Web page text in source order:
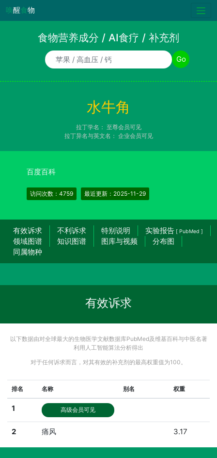
唤醒食物
食物营养成分 / AI食疗 / 补充剂
食物/AI食疗诉求/补充剂名称 Go
水牛角
拉丁学名： 至尊会员可见
拉丁异名与英文名： 企业会员可见
百度百科
访问次数：4759 最近更新：2025-11-29
有效诉求 不利诉求 特别说明 实验报告 [ PubMed ]
领域图谱 知识图谱 图库与视频
分布图
同属物种
有效诉求
以下数据由对全球最大的生物医学文献数据库PubMed及维基百科与中医名著
利用人工智能算法分析得出
对于任何诉求而言，对其有效的补充剂的最高权重值为100。
排名 名称 别名 权重
1 高级会员可见
2 痛风 3.17